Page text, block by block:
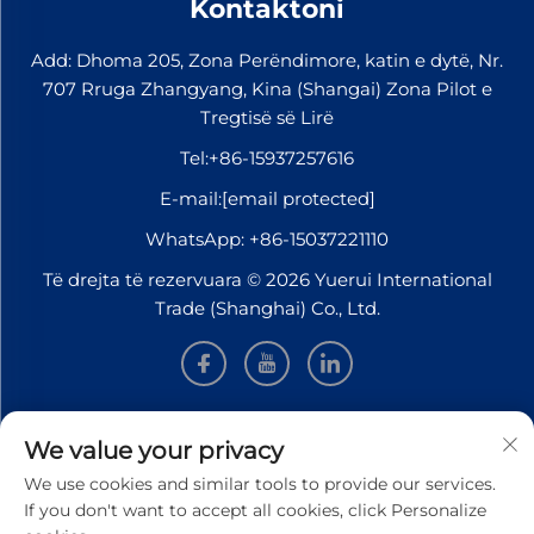
hekurudhore. Kur
zgjidhni një prodhues
klipash spring, duhet
të merren parasysh
mënyrë
gjithëpërfshirëse...
Kontaktoni
Add: Dhoma 205, Zona Perëndimore, katin e dytë, Nr.
707 Rruga Zhangyang, Kina (Shangai) Zona Pilot e
Tregtisë së Lirë
Tel:+86-15937257616
E-mail:[email protected]
WhatsApp: +86-15037221110
Të drejta të rezervuara © 2026 Yuerui International
Trade (Shanghai) Co., Ltd.
INFORMACION
Regjistrohu për të marrë gazetën tonë javore
We value your privacy
We use cookies and similar tools to provide our services.
If you don't want to accept all cookies, click Personalize